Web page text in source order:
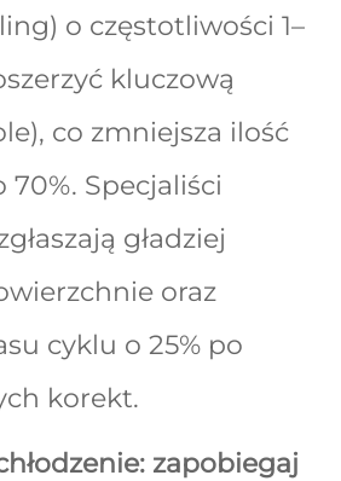
o częstotliwości 1–
kluczową
co zmniejsza ilość
70%. Specjaliści
gładziej
oraz
cyklu o 25% po
korekt.
zapobiegaj